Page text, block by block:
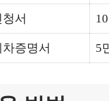
서
증명서 5